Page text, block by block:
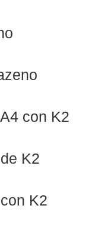
con K2
K2
K2